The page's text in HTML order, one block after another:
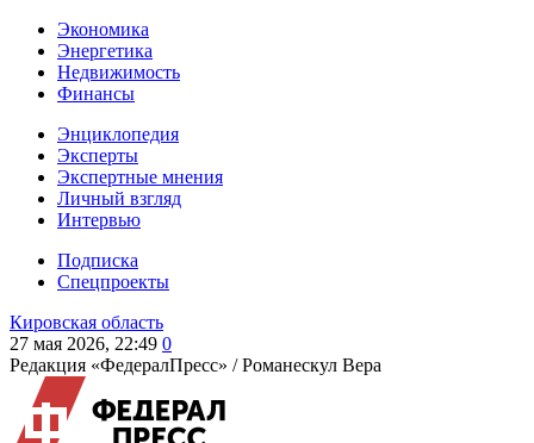
Экономика
Энергетика
Недвижимость
Финансы
Энциклопедия
Эксперты
Экспертные мнения
Личный взгляд
Интервью
Подписка
Спецпроекты
Кировская область
27 мая 2026, 22:49 0
Редакция «ФедералПресс» /Романескул Вера